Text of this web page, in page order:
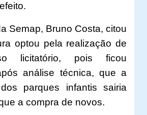
Semap, Bruno Costa, citou
optou pela realização de
licitatório, pois ficou
análise técnica, que a
parques infantis sairia
a compra de novos.